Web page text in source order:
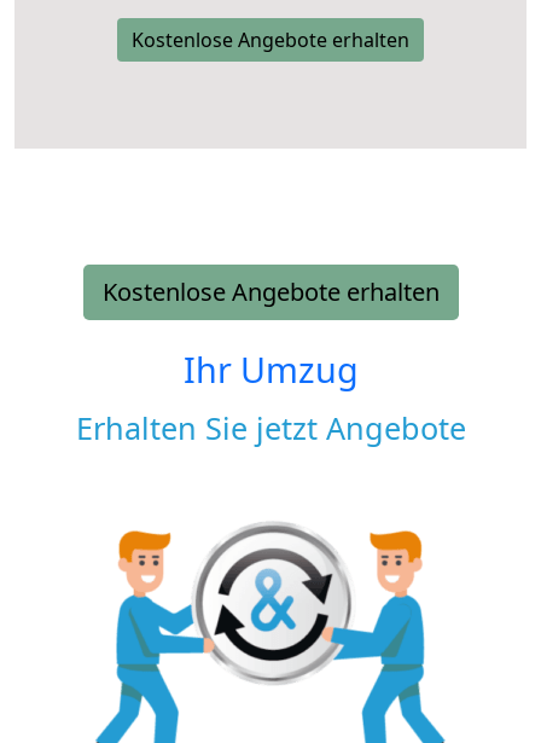
Kostenlose Angebote erhalten
Kostenlose Angebote erhalten
Ihr Umzug
Erhalten Sie jetzt Angebote